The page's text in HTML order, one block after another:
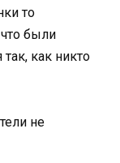
то
были
как никто
не